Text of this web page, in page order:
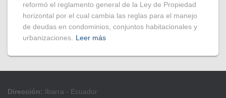
reformó el reglamento general de la Ley de Propiedad
horizontal por el cual cambia las reglas para el manejo
de deudas en condominios, conjuntos habitacionales y
urbanizaciones. Leer más
Dirección: Ibarra - Ecuador